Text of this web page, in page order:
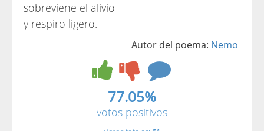
sobreviene el alivio
y respiro ligero.
Autor del poema: Nemo
77.05%
votos positivos